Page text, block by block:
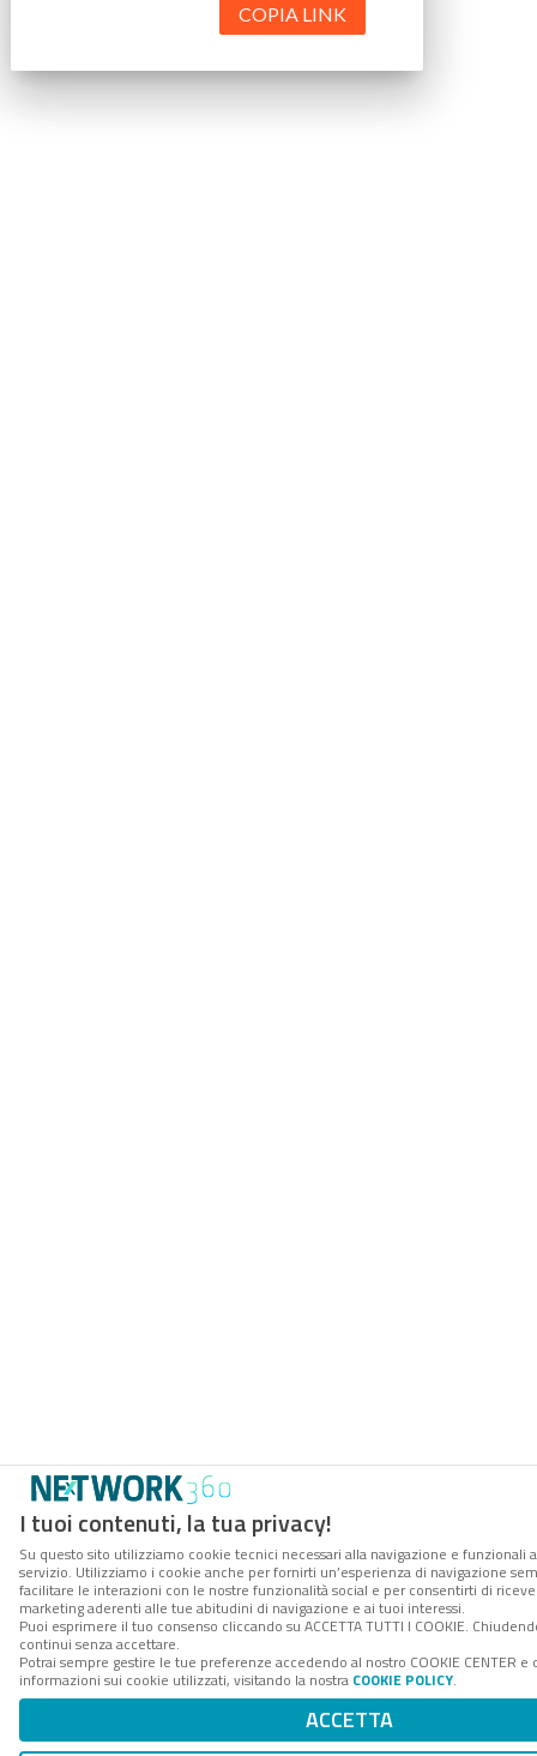
I tuoi contenuti, la tua privacy!
Su questo sito utilizziamo cookie tecnici necessari alla navigazione e funzionali
servizio. Utilizziamo i cookie anche per fornirti un’esperienza di navigazione
facilitare le interazioni con le nostre funzionalità social e per consentirti di
marketing aderenti alle tue abitudini di navigazione e ai tuoi interessi.
Puoi esprimere il tuo consenso cliccando su ACCETTA TUTTI I COOKIE.
continui senza accettare.
Potrai sempre gestire le tue preferenze accedendo al nostro COOKIE CENTER
informazioni sui cookie utilizzati, visitando la nostra COOKIE POLICY.
ACCETTA
COPIA LINK